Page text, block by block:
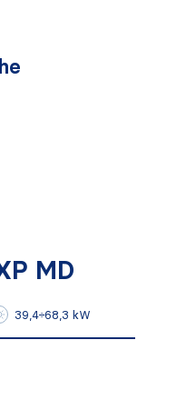
MD
39,4÷68,3 kW
MD